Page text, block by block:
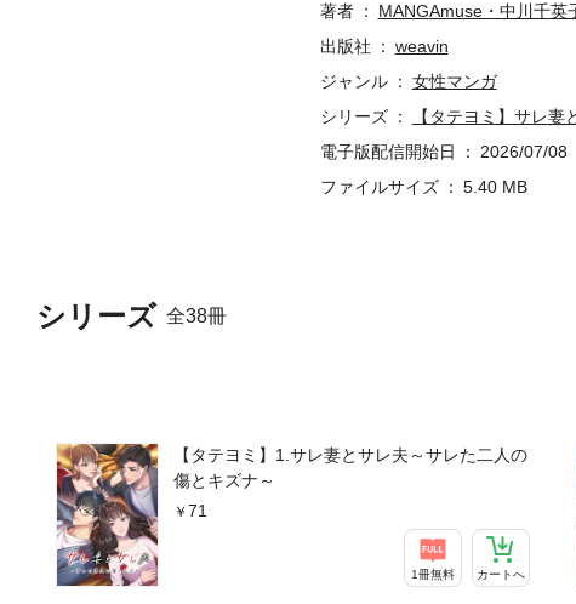
シリーズ 全38冊
【タテヨミ】1.サレ妻とサレ夫～サレた二人の
傷とキズナ～
71
1冊無料 カートへ
照之は半年前に会社も辞めて帰
緒と祥子の大学時代の友人であ
著者 MANGAmuse・中川千英
出版社
weavin
ジャンル
女性マンガ
シリーズ
【タテヨミ】サレ
電子版配信開始日
2026/07/08
ファイルサイズ
5.40 MB